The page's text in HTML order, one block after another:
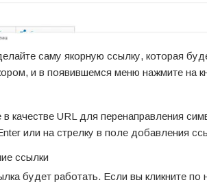
саму якорную ссылку, которая
и в появившемся меню нажмите на
качестве URL для перенаправления
или на стрелку в поле добавления
будет работать. Если вы кликните